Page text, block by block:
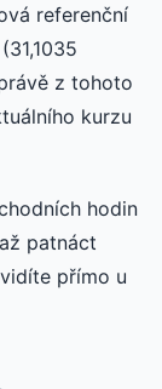
referenční
z tohoto
kurzu
hodin
patnáct
přímo u